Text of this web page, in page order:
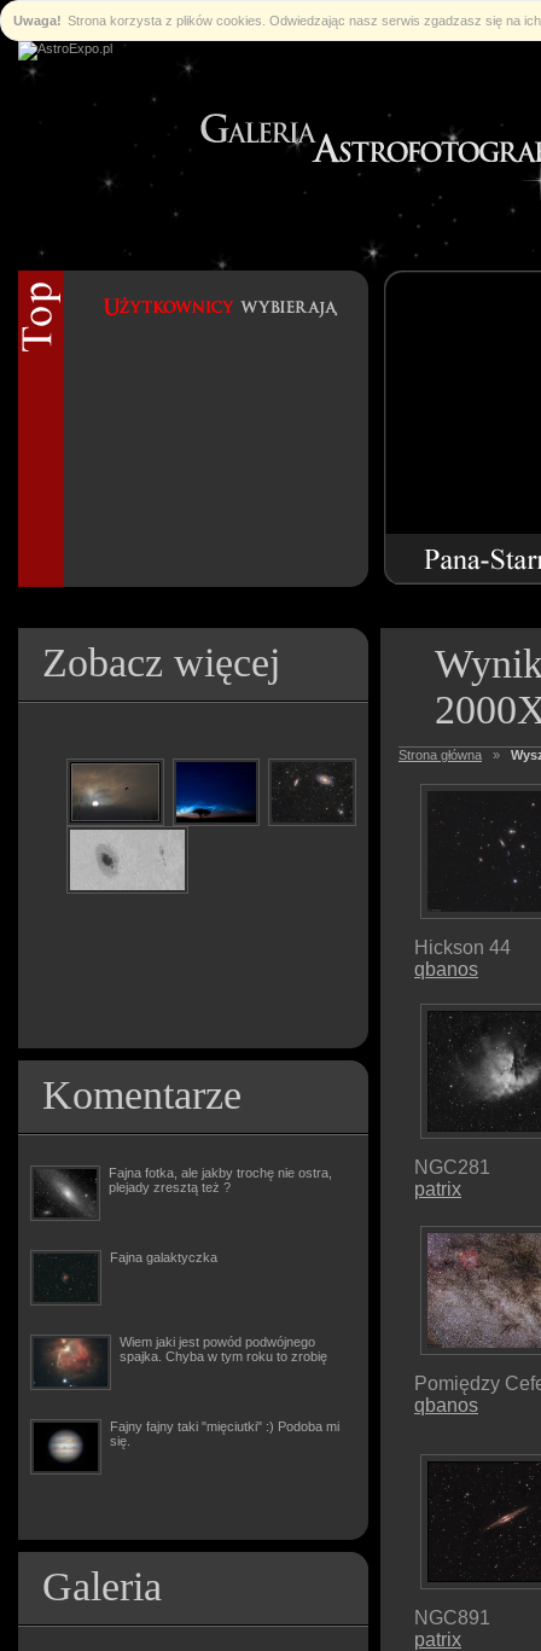
Uwaga! Strona korzysta z plików cookies. Odwiedzając nasz serwis zgadzasz się na
Zobacz więcej
Komentarze
Fajna fotka, ale jakby trochę nie ostra,
plejady zresztą też ?
Fajna galaktyczka
Wiem jaki jest powód podwójnego
spajka. Chyba w tym roku to zrobię
Fajny fajny taki "mięciutki" :) Podoba mi
się.
Galeria
Strona główna »
Hickson 44
qbanos
NGC281
patrix
Pomiędzy
qbanos
NGC891
patrix